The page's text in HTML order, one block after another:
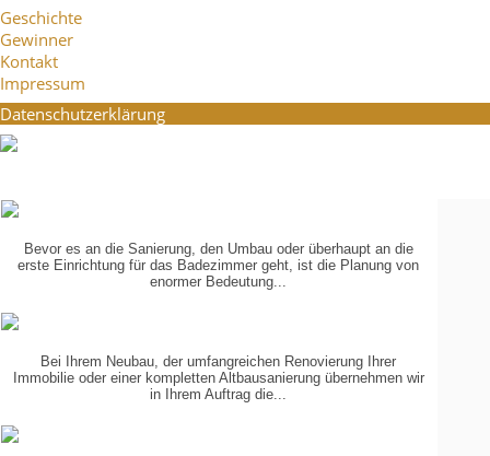
Geschichte
Gewinner
Kontakt
Impressum
Datenschutzerklärung
PLANUNGIN 3-D
Bevor es an die Sanierung, den Umbau oder überhaupt an die
erste Einrichtung für das Badezimmer geht, ist die Planung von
enormer Bedeutung...
KOORDINIERUNGDER GEWERKE
Bei Ihrem Neubau, der umfangreichen Renovierung Ihrer
Immobilie oder einer kompletten Altbausanierung übernehmen wir
in Ihrem Auftrag die...